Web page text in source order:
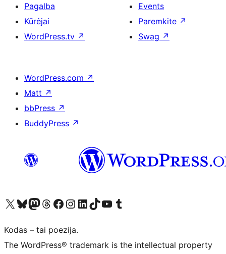
Pagalba
Kūrėjai
WordPress.tv ↗
Events
Paremkite ↗
Swag ↗
WordPress.com ↗
Matt ↗
bbPress ↗
BuddyPress ↗
Visit our X (formerly Twitter) account
Apsilankykite mūsų Bluesky paskyroje
Visit our Mastodon account
Apsilankykite mūsų Threads paskyroje
Visit our Facebook page
Visit our Instagram account
Visit our LinkedIn account
Apsilankykite mūsų TikTok paskyroje
Visit our YouTube channel
Apsilankykite mūsų Tumblr paskyroje
Kodas – tai poezija.
The WordPress® trademark is the intellectual property